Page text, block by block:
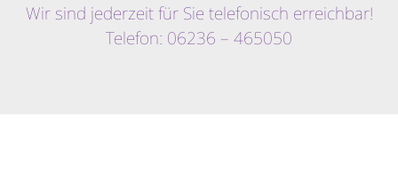
Wir sind jederzeit für Sie telefonisch erreichbar!
Telefon: 06236 – 465050